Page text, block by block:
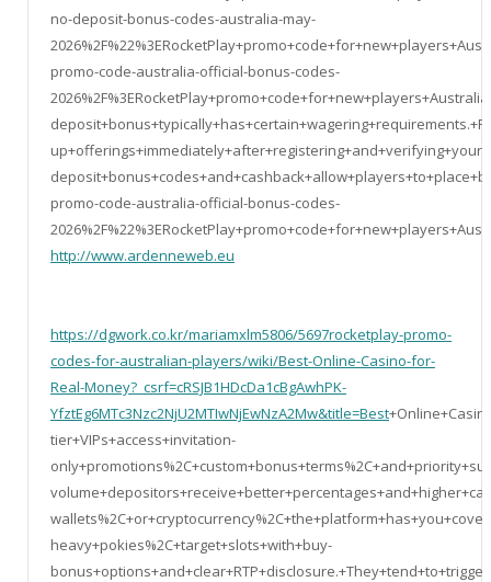
no-deposit-bonus-codes-australia-may-
promo-code-australia-official-bonus-codes-
promo-code-australia-official-bonus-codes-
http://www.ardenneweb.eu
https://dgwork.co.kr/mariamxlm5806/5697rocketplay-promo-
codes-for-australian-players/wiki/Best-Online-Casino-for-
Real-Money?_csrf=cRSJB1HDcDa1cBgAwhPK-
YfztEg6MTc3Nzc2NjU2MTIwNjEwNzA2Mw&title=Best
tier+VIPs+access+invitation-
heavy+pokies%2C+target+slots+with+buy-